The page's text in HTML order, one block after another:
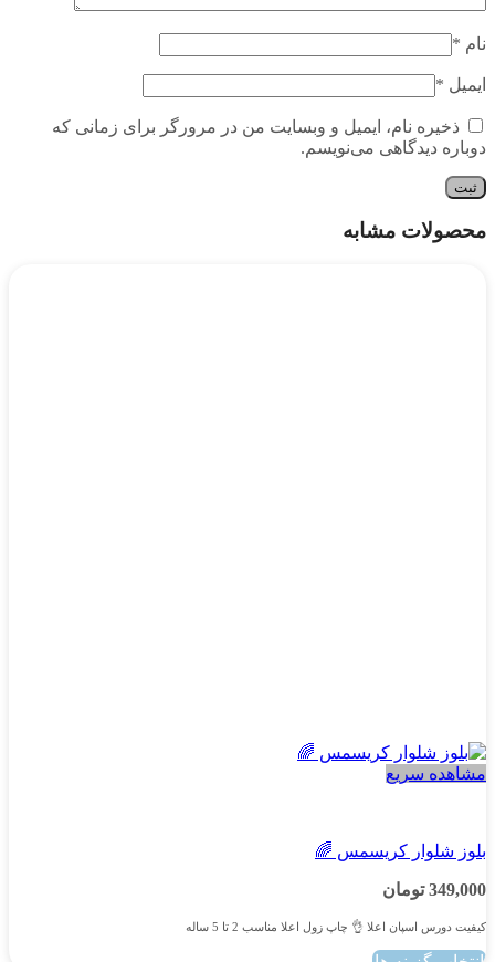
نام *
ایمیل *
ذخیره نام، ایمیل و وبسایت من در مرورگر برای زمانی که
دوباره دیدگاهی می‌نویسم.
محصولات مشابه
مشاهده سریع
بلوز شلوار کریسمس 🌈
349,000 تومان
کیفیت دورس اسپان اعلا 👌 چاپ زول اعلا مناسب 2 تا 5 ساله